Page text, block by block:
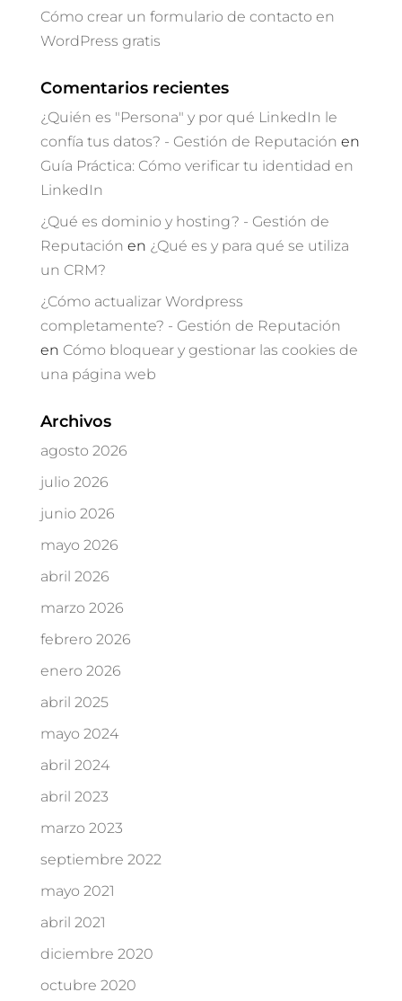
Cómo crear un formulario de contacto en
WordPress gratis
Comentarios recientes
¿Quién es "Persona" y por qué LinkedIn le
confía tus datos? - Gestión de Reputación en
Guía Práctica: Cómo verificar tu identidad en
LinkedIn
¿Qué es dominio y hosting? - Gestión de
Reputación en ¿Qué es y para qué se utiliza
un CRM?
¿Cómo actualizar Wordpress
completamente? - Gestión de Reputación
en Cómo bloquear y gestionar las cookies de
una página web
Archivos
agosto 2026
julio 2026
junio 2026
mayo 2026
abril 2026
marzo 2026
febrero 2026
enero 2026
abril 2025
mayo 2024
abril 2024
abril 2023
marzo 2023
septiembre 2022
mayo 2021
abril 2021
diciembre 2020
octubre 2020